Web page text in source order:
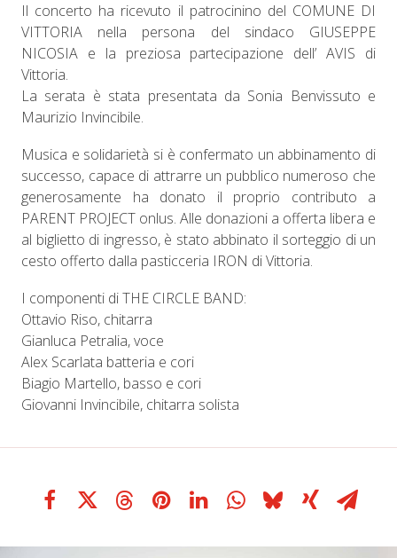
Il concerto ha ricevuto il patrocinino del COMUNE DI
VITTORIA nella persona del sindaco GIUSEPPE
NICOSIA e la preziosa partecipazione dell’ AVIS di
Vittoria.
La serata è stata presentata da Sonia Benvissuto e
Maurizio Invincibile.
Musica e solidarietà si è confermato un abbinamento di
successo, capace di attrarre un pubblico numeroso che
generosamente ha donato il proprio contributo a
PARENT PROJECT onlus. Alle donazioni a offerta libera e
al biglietto di ingresso, è stato abbinato il sorteggio di un
cesto offerto dalla pasticceria IRON di Vittoria.
I componenti di THE CIRCLE BAND:
Ottavio Riso, chitarra
Gianluca Petralia, voce
Alex Scarlata batteria e cori
Biagio Martello, basso e cori
Giovanni Invincibile, chitarra solista